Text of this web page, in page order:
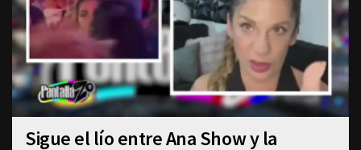
Sigue el lío entre Ana Show y la